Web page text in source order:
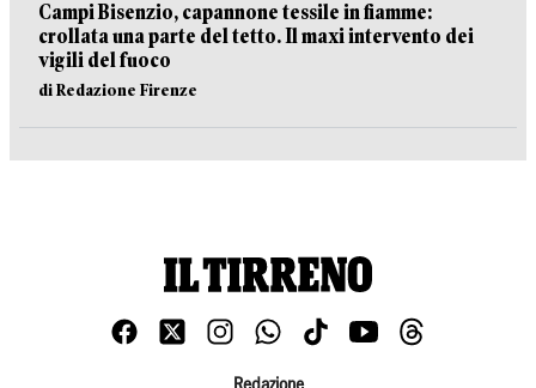
Campi Bisenzio, capannone tessile in fiamme:
crollata una parte del tetto. Il maxi intervento dei
vigili del fuoco
di Redazione Firenze